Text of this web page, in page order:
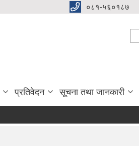
०८१-५६०१८७
प्रतिवेदन सूचना तथा जानकारी